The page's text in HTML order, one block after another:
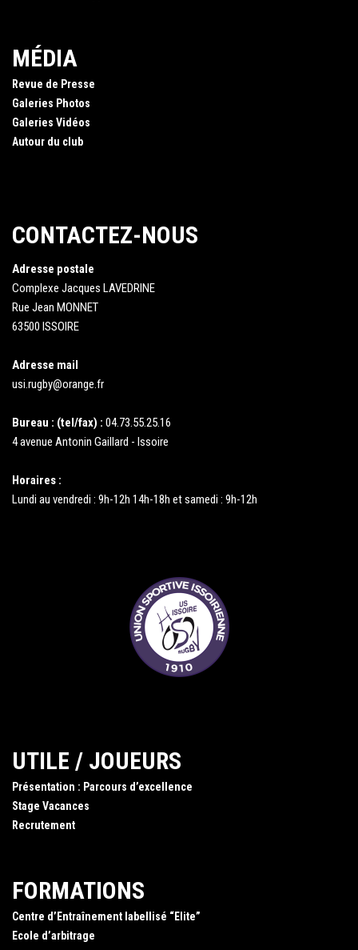
MÉDIA
Revue de Presse
Galeries Photos
Galeries Vidéos
Autour du club
CONTACTEZ-NOUS
Adresse postale
Complexe Jacques LAVEDRINE
Rue Jean MONNET
63500 ISSOIRE
Adresse mail
usi.rugby@orange.fr
Bureau : (tel/fax) : 04.73.55.25.16
4 avenue Antonin Gaillard - Issoire
Horaires :
Lundi au vendredi : 9h-12h 14h-18h et samedi : 9h-12h
UTILE / JOUEURS
Présentation : Parcours d’excellence
Stage Vacances
Recrutement
FORMATIONS
Centre d’Entraînement labellisé “Elite”
Ecole d’arbitrage